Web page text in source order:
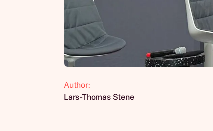
Author:
Lars-Thomas Stene